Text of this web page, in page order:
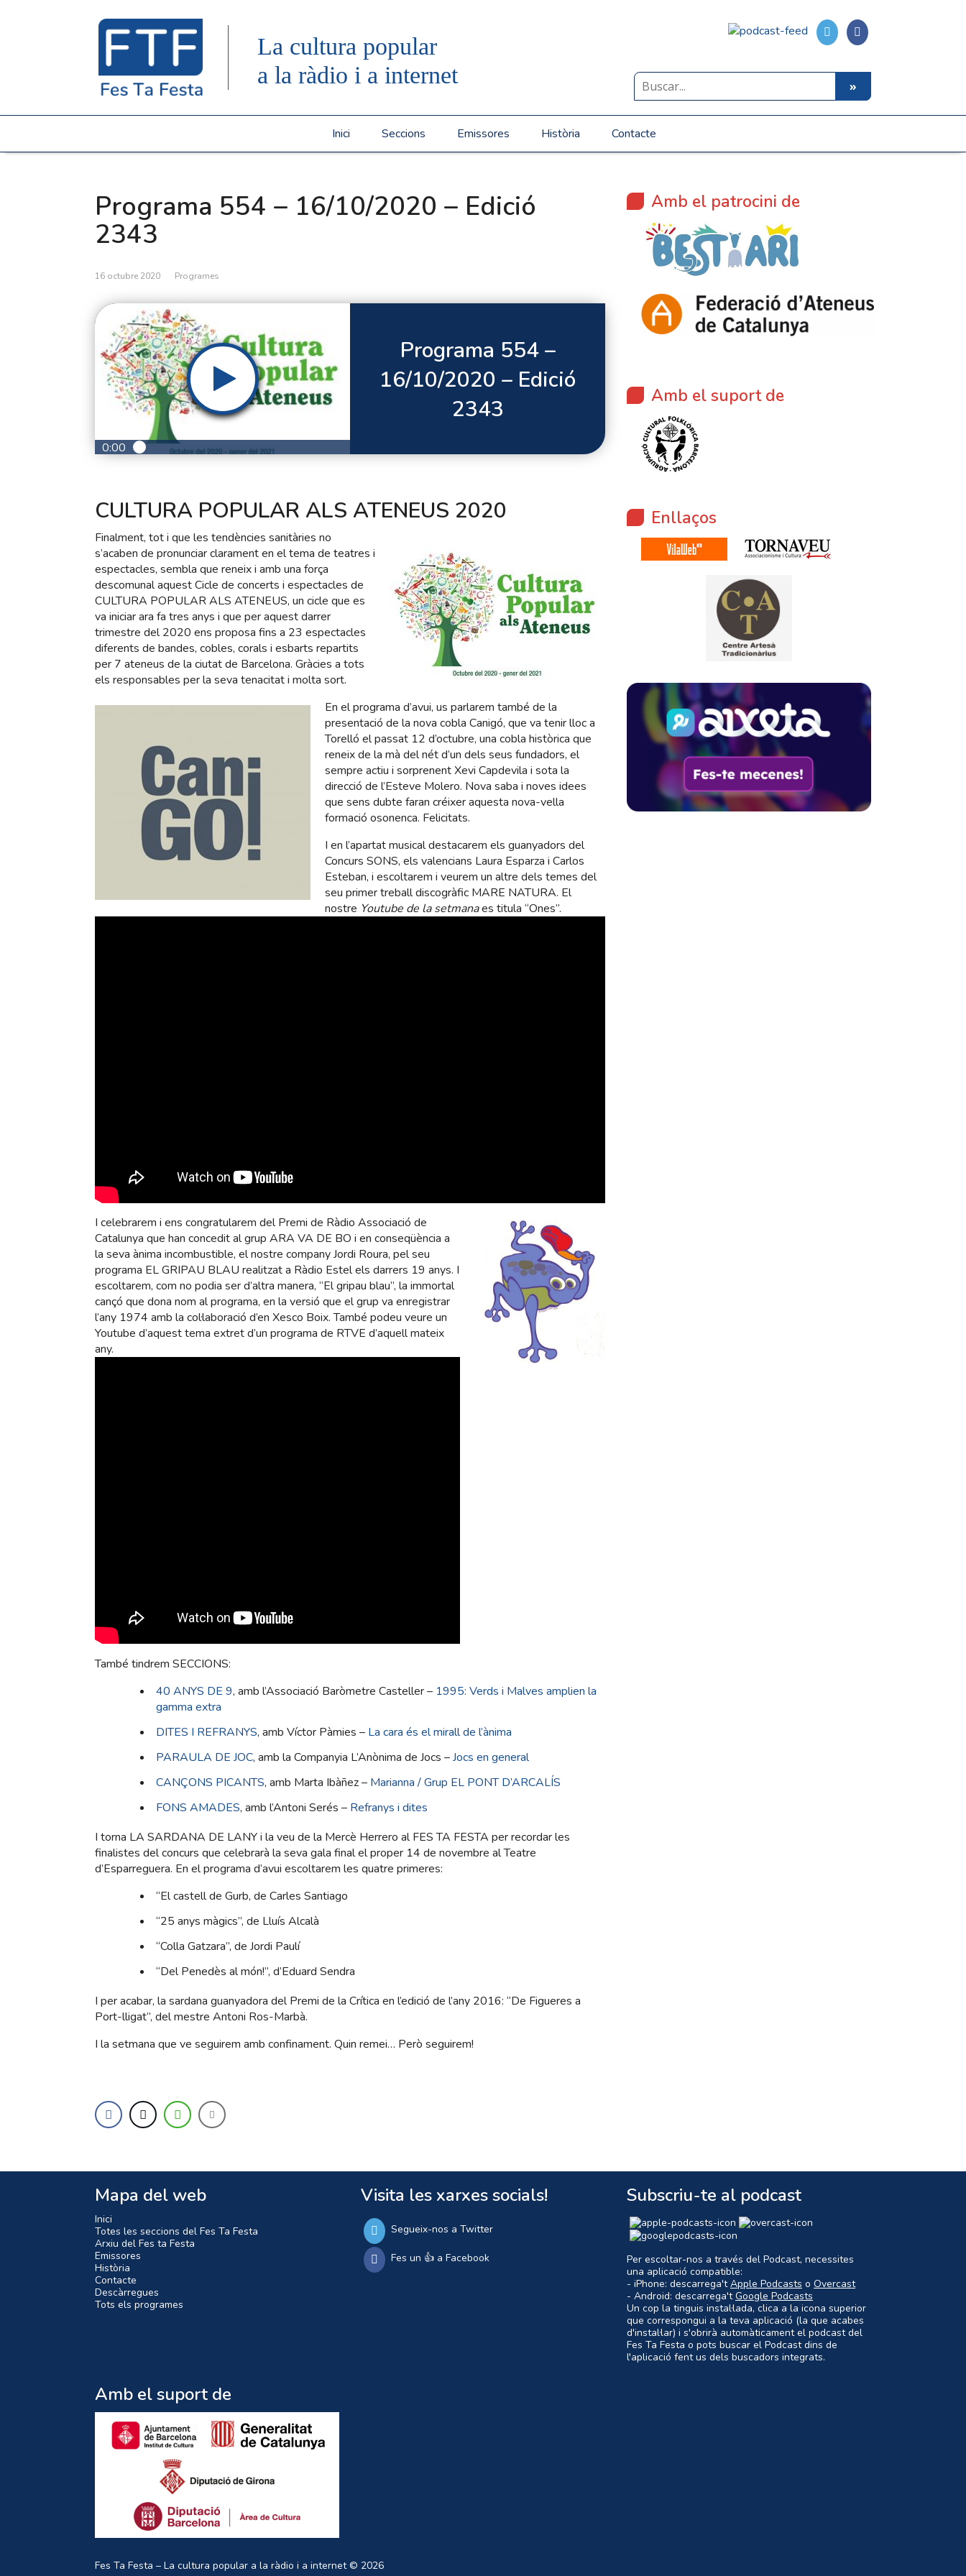
La cultura popular
a la ràdio i a internet
Inici Seccions Emissores Història Contacte
Programa 554 – 16/10/2020 – Edició
2343
16 octubre 2020 Programes
0:00
Programa 554 –
16/10/2020 – Edició
2343
CULTURA POPULAR ALS ATENEUS 2020
Finalment, tot i que les tendències sanitàries no
s’acaben de pronunciar clarament en el tema de teatres i
espectacles, sembla que reneix i amb una força
descomunal aquest Cicle de concerts i espectacles de
CULTURA POPULAR ALS ATENEUS, un cicle que es
va iniciar ara fa tres anys i que per aquest darrer
trimestre del 2020 ens proposa fins a 23 espectacles
diferents de bandes, cobles, corals i esbarts repartits
per 7 ateneus de la ciutat de Barcelona. Gràcies a tots
els responsables per la seva tenacitat i molta sort.
En el programa d’avui, us parlarem també de la
presentació de la nova cobla Canigó, que va tenir lloc a
Torelló el passat 12 d’octubre, una cobla històrica que
reneix de la mà del nét d’un dels seus fundadors, el
sempre actiu i sorprenent Xevi Capdevila i sota la
direcció de l’Esteve Molero. Nova saba i noves idees
que sens dubte faran créixer aquesta nova-vella
formació osonenca. Felicitats.
I en l’apartat musical destacarem els guanyadors del
Concurs SONS, els valencians Laura Esparza i Carlos
Esteban, i escoltarem i veurem un altre dels temes del
seu primer treball discogràfic MARE NATURA. El
nostre Youtube de la setmanaes titula “Ones”.
I celebrarem i ens congratularem del Premi de Ràdio Associació de
Catalunya que han concedit al grup ARA VA DE BO i en conseqüència a
la seva ànima incombustible, el nostre company Jordi Roura, pel seu
programa EL GRIPAU BLAU realitzat a Ràdio Estel els darrers 19 anys. I
escoltarem, com no podia ser d’altra manera, “El gripau blau”, la immortal
cançó que dona nom al programa, en la versió que el grup va enregistrar
l’any 1974 amb la col·laboració d’en Xesco Boix. També podeu veure un
Youtube d’aquest tema extret d’un programa de RTVE d’aquell mateix
any.
També tindrem SECCIONS:
40 ANYS DE 9, amb l’Associació Baròmetre Casteller – 1995: Verds i Malves amplien la
gamma extra
DITES I REFRANYS, amb Víctor Pàmies – La cara és el mirall de l’ànima
PARAULA DE JOC, amb la Companyia L’Anònima de Jocs –Jocs en general
CANÇONS PICANTS, amb Marta Ibàñez – Marianna / Grup EL PONT D’ARCALÍS
FONS AMADES, amb l’Antoni Serés – Refranys i dites
I torna LA SARDANA DE LANY i la veu de la Mercè Herrero al FES TA FESTA per recordar les
finalistes del concurs que celebrarà la seva gala final el proper 14 de novembre al Teatre
d’Esparreguera. En el programa d’avui escoltarem les quatre primeres:
“El castell de Gurb, de Carles Santiago
“25 anys màgics”, de Lluís Alcalà
“Colla Gatzara”, de Jordi Paulí
“Del Penedès al món!”, d’Eduard Sendra
I per acabar, la sardana guanyadora del Premi de la Crítica en l’edició de l’any 2016: “De Figueres a
Port-lligat”, del mestre Antoni Ros-Marbà.
I la setmana que ve seguirem amb confinament. Quin remei… Però seguirem!
Amb el patrocini de
Amb el suport de
Enllaços
Mapa del web
Inici
Totes les seccions del Fes Ta Festa
Arxiu del Fes ta Festa
Emissores
Història
Contacte
Descàrregues
Tots els programes
Visita les xarxes socials!
Segueix-nos a Twitter
Fes un 👍 a Facebook
Subscriu-te al podcast
Per escoltar-nos a través del Podcast, necessites
una aplicació compatible:
- iPhone: descarrega'tApple Podcasts o Overcast
- Android: descarrega'tGoogle Podcasts
Un cop la tinguis instal·lada, clica a la icona superior
que correspongui a la teva aplicació (la que acabes
d'instal·lar) i s'obrirà automàticament el podcast del
Fes Ta Festa o pots buscar el Podcast dins de
l'aplicació fent us dels buscadors integrats.
Amb el suport de
Fes Ta Festa – La cultura popular a la ràdio i a internet© 2026